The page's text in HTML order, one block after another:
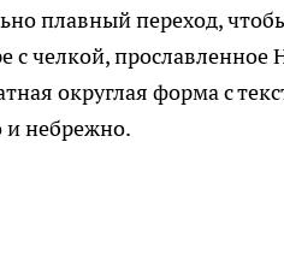
плавный переход,
с челкой,
округлая форма с
и небрежно.